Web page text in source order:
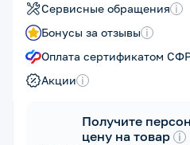
Сервисные обращения i
Бонусы за отзывы i
Оплата сертификатом
Акции i
Получите
цену на товар i